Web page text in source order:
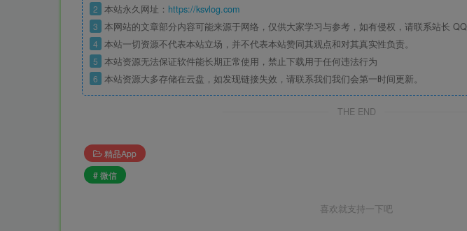
2 本站永久网址： https://ksvlog.com
3 本网站的文章部分内容可能来源于网络，仅供大家学习与参考，如有侵权，请联系站长 QQ
4 本站一切资源不代表本站立场，并不代表本站赞同其观点和对其真实性负责。
5 本站资源无法保证软件能长期正常使用，禁止下载用于任何违法行为
6 本站资源大多存储在云盘，如发现链接失效，请联系我们我们会第一时间更新。
THE END
精品App
# 微信
喜欢就支持一下吧